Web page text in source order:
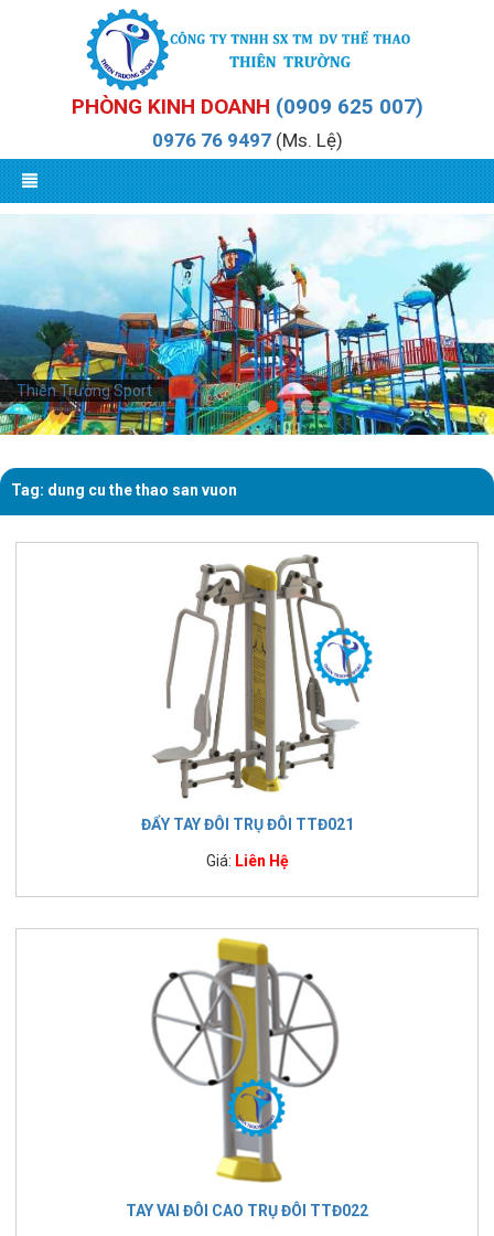
PHÒNG KINH DOANH (0909 625 007)
0976 76 9497(Ms. Lệ)
Thiên Trường Sport
Tag: dung cu the thao san vuon
ĐẨY TAY ĐÔI TRỤ ĐÔI TTĐ021
Giá: Liên Hệ
TAY VAI ĐÔI CAO TRỤ ĐÔI TTĐ022